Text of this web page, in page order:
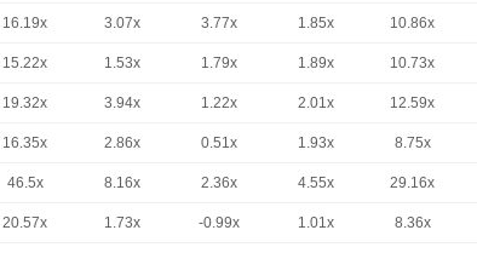
16.19x 3.07x 3.77x 1.85x 10.86x
15.22x 1.53x 1.79x 1.89x 10.73x
19.32x 3.94x 1.22x 2.01x 12.59x
16.35x 2.86x 0.51x 1.93x 8.75x
46.5x 8.16x 2.36x 4.55x 29.16x
20.57x 1.73x -0.99x 1.01x 8.36x